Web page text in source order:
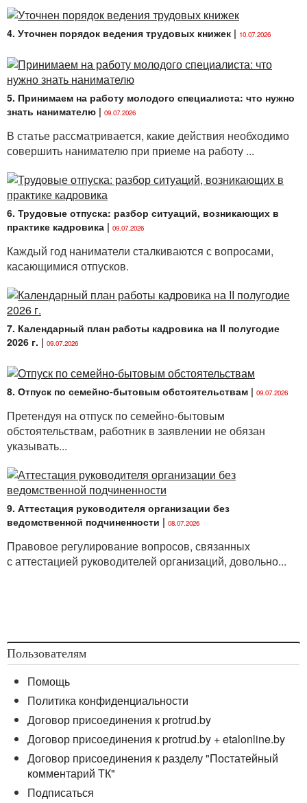
4. Уточнен порядок ведения трудовых книжек | 10.07.2026
5. Принимаем на работу молодого специалиста: что нужно
знать нанимателю | 09.07.2026
В статье рассматривается, какие действия необходимо
совершить нанимателю при приеме на работу ...
6. Трудовые отпуска: разбор ситуаций, возникающих в
практике кадровика | 09.07.2026
Каждый год наниматели сталкиваются с вопросами,
касающимися отпусков.
7. Календарный план работы кадровика на II полугодие
2026 г. | 09.07.2026
8. Отпуск по семейно-бытовым обстоятельствам | 09.07.2026
Претендуя на отпуск по семейно-бытовым
обстоятельствам, работник в заявлении не обязан
указывать...
9. Аттестация руководителя организации без
ведомственной подчиненности | 08.07.2026
Правовое регулирование вопросов, связанных
с аттестацией руководителей организаций, довольно...
Пользователям
Помощь
Политика конфиденциальности
Договор присоединения к protrud.by
Договор присоединения к protrud.by + etalonline.by
Договор присоединения к разделу "Постатейный
комментарий ТК"
Подписаться